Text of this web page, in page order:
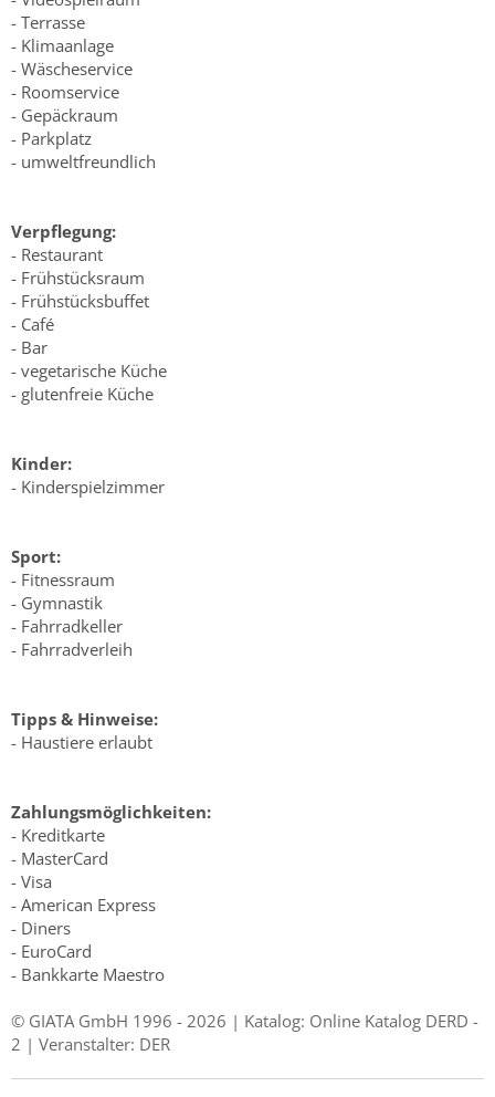
- Terrasse
- Klimaanlage
- Wäscheservice
- Roomservice
- Gepäckraum
- Parkplatz
- umweltfreundlich
Verpflegung:
- Restaurant
- Frühstücksraum
- Frühstücksbuffet
- Café
- Bar
- vegetarische Küche
- glutenfreie Küche
Kinder:
- Kinderspielzimmer
Sport:
- Fitnessraum
- Gymnastik
- Fahrradkeller
- Fahrradverleih
Tipps & Hinweise:
- Haustiere erlaubt
Zahlungsmöglichkeiten:
- Kreditkarte
- MasterCard
- Visa
- American Express
- Diners
- EuroCard
- Bankkarte Maestro
© GIATA GmbH 1996 - 2026 | Katalog: Online Katalog DERD -
2 | Veranstalter: DER